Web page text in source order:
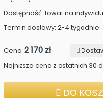
Dostępność: towar na
Termin dostawy: 2-4 tygodnie
Cena: 2 170 zł
Najniższa cena z ostatnich 30
DO